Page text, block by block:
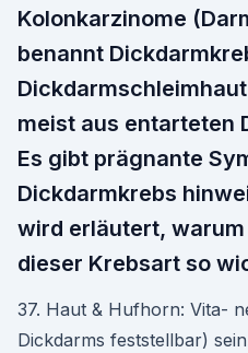
Kolonkarzinome
benannt
meist aus entarteten
Es gibt prägnante
Dickdarmkrebs
wird erläutert,
dieser Krebsart so
37. Haut & Hufhorn: Vita-
Dickdarms feststellbar)